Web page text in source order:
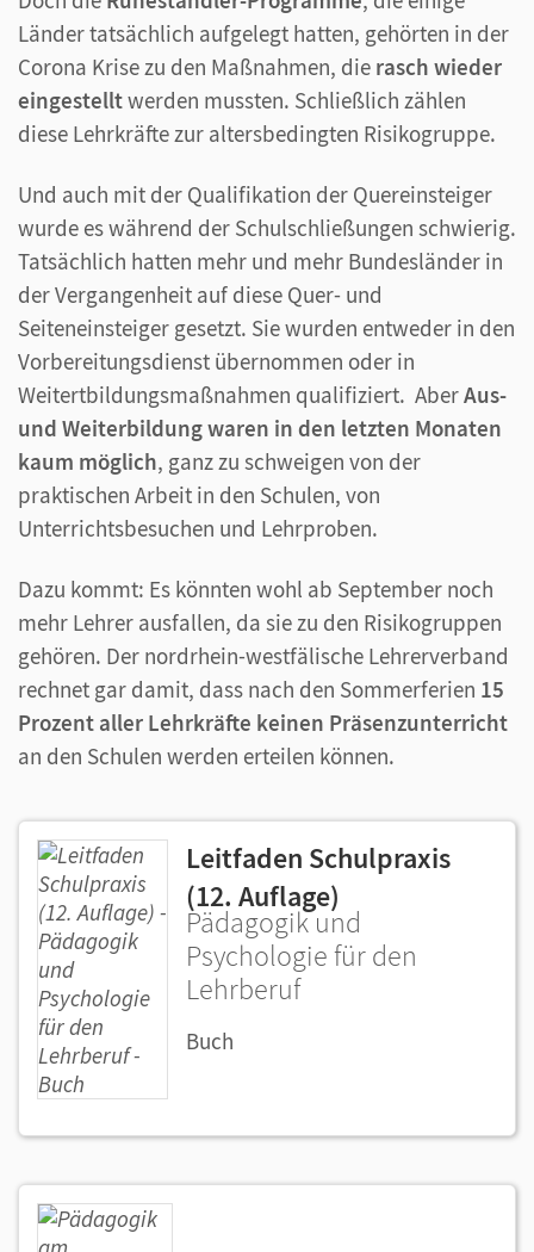
Länder tatsächlich aufgelegt hatten, gehörten in der
Corona Krise zu den Maßnahmen, die rasch wieder
eingestelltwerden mussten. Schließlich zählen
diese Lehrkräfte zur altersbedingten Risikogruppe.
Und auch mit der Qualifikation der Quereinsteiger
wurde es während der Schulschließungen schwierig.
Tatsächlich hatten mehr und mehr Bundesländer in
der Vergangenheit auf diese Quer- und
Seiteneinsteiger gesetzt. Sie wurden entweder in den
Vorbereitungsdienst übernommen oder in
Weitertbildungsmaßnahmen qualifiziert. AberAus-
und Weiterbildung waren in den letzten Monaten
kaum möglich, ganz zu schweigen von der
praktischen Arbeit in den Schulen, von
Unterrichtsbesuchen und Lehrproben.
Dazu kommt: Es könnten wohl ab September noch
mehr Lehrer ausfallen, da sie zu den Risikogruppen
gehören. Der nordrhein-westfälische Lehrerverband
rechnet gar damit, dass nach den Sommerferien 15
Prozent aller Lehrkräfte keinen Präsenzunterricht
an den Schulen werden erteilen können.
Leitfaden Schulpraxis
(12. Auflage)
Pädagogik und
Psychologie für den
Lehrberuf
Buch